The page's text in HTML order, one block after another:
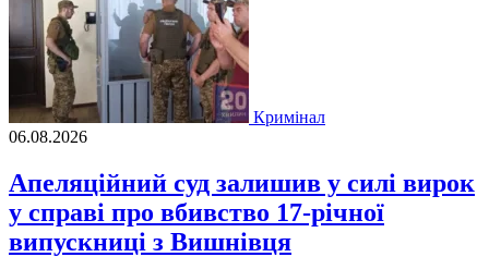
Кримінал
06.08.2026
Апеляційний суд залишив у силі вирок
у справі про вбивство 17-річної
випускниці з Вишнівця